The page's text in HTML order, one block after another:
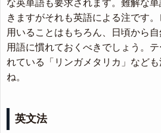
な英単語も要求されます。難解な
きますがそれも英語による注です
用いることはもちろん、日頃から
用語に慣れておくべきでしょう。
れている「リンガメタリカ」など
ね。
英文法